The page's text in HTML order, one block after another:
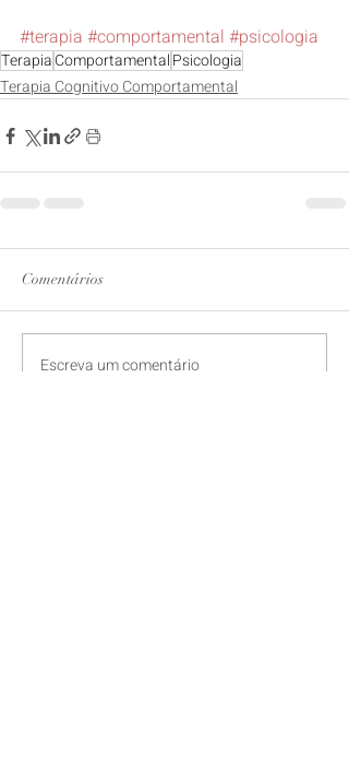
#terapia #comportamental #psicologia
TerapiaComportamentalPsicologia
Terapia Cognitivo Comportamental
Comentários
Escreva um comentário